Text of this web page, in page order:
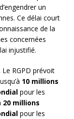
un
Ce délai court
de la
concernées
injustifié.
RGPD prévoit
10 millions
pour les
20 millions
pour les